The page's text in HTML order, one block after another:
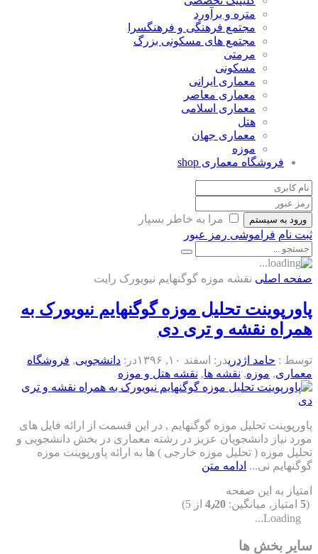
متره و برآورد
مجتمع فرهنگی و فرهنگسرا
مجتمع های مسکونی بزرگ
مرمتی
مسکونی
معماری ایرانی
معماری معاصر
معماری اسلامی
هتل
معماری جهان
موزه
فروشگاه معماری shop
ورود به سیستم
مرا به خاطر بسپار
ثبت نام فراموشی رمز عبور
صفحه اصلی نقشه موزه گوگنهایم نیویورک رایت
پاورپوینت تحلیل موزه گوگنهایم نیویورک به
همراه نقشه و تری دی
توسط : حامد اژدریدر: اسفند ۱۰, ۱۳۹۶ در: دانشجویی, فروشگاه
معماری, موزه, نقشه ها, نقشه هتل و موزه
پاورپوینت تحلیل موزه گوگنهایم , در این قسمت از ارائه فایل های
مورد نیاز دانشجویان عزیز در رشته معماری در بخش دانشجویی و
تحلیل موزه ( تحلیل موزه خارجی ) ها به ارائه پاورپوینت موزه
گوگنهایم نی... ادامه متن
امتیاز به این صفحه
(
5 امتیاز, میانگین: 4٫20 از 5)
Loading...
سایر بخش ها